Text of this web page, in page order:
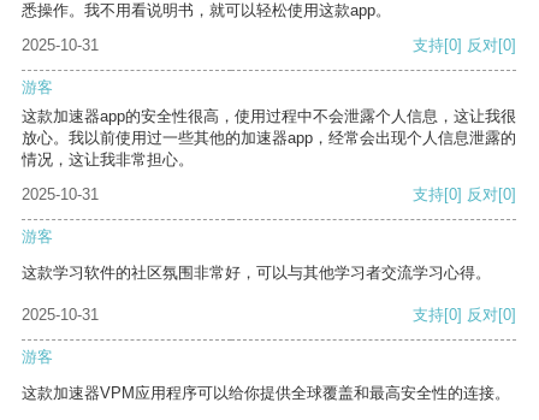
悉操作。我不用看说明书，就可以轻松使用这款app。
2025-10-31
支持[0] 反对[0]
游客
这款加速器app的安全性很高，使用过程中不会泄露个人信息，这让我很
放心。我以前使用过一些其他的加速器app，经常会出现个人信息泄露的
情况，这让我非常担心。
2025-10-31
支持[0] 反对[0]
游客
这款学习软件的社区氛围非常好，可以与其他学习者交流学习心得。
2025-10-31 支持[0] 反对[0]
游客
这款加速器VPM应用程序可以给你提供全球覆盖和最高安全性的连接。